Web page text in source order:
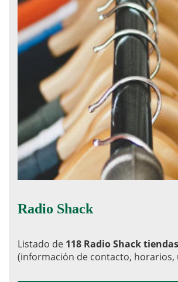
Radio Shack
Listado de 118 Radio Shack tiendas
(información de contacto, horarios,